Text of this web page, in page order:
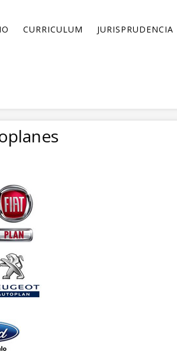
CURRICULUM JURISPRUDENCIA